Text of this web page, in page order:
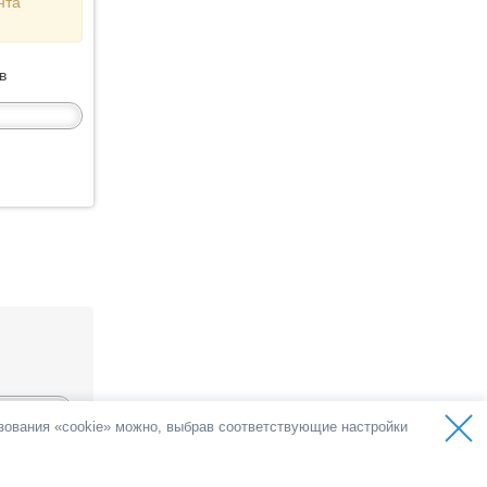
«cookie» можно, выбрав соответствующие настройки